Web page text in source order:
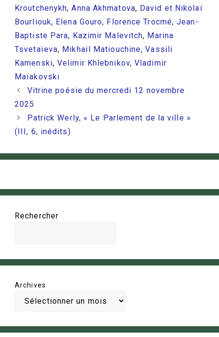
Kroutchenykh,Anna Akhmatova, David et Nikolaï
Bourliouk, Elena Gouro, Florence Trocmé,Jean-
Baptiste Para, Kazimir Malevitch, Marina
Tsvetaïeva, Mikhaïl Matiouchine,Vassili
Kamenski,Velimir Khlebnikov,Vladimir
Maïakovski
Vitrine poésie du mercredi 12 novembre
2025
Patrick Werly, « Le Parlement de la ville »
(III, 6, inédits)
Rechercher
Archives